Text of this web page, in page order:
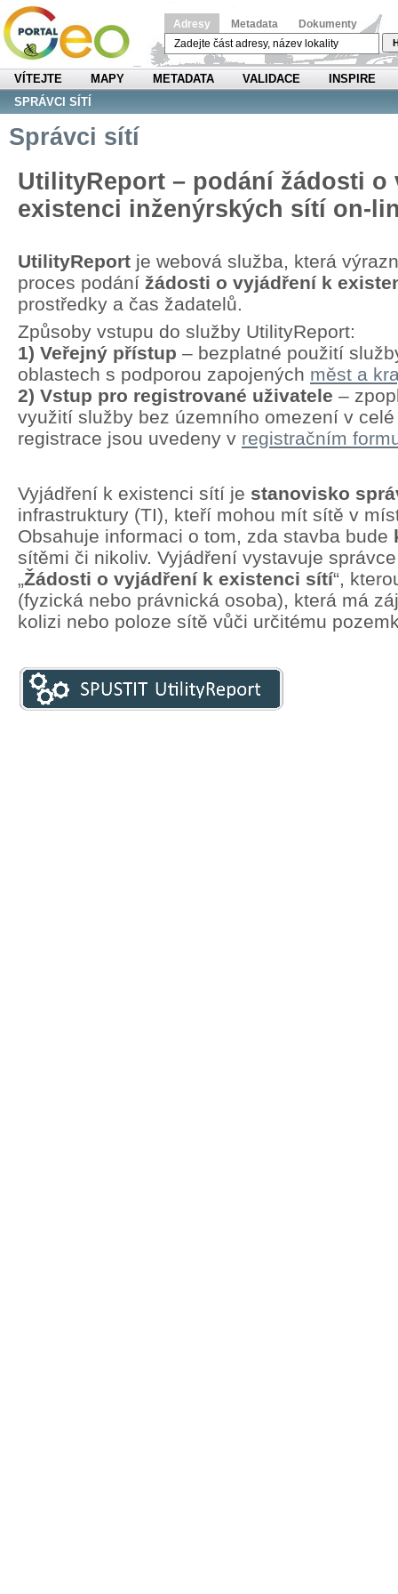
Adresy Metadata Dokumenty
VÍTEJTE MAPY METADATA VALIDACE
INSPIRE
SPRÁVCI SÍTÍ
Správci sítí
UtilityReport – podání žádosti o
existenci inženýrských sítí on-
UtilityReport je webová služba, která
proces podání žádosti o vyjádření k
prostředky a čas žadatelů.
Způsoby vstupu do služby UtilityReport:
1) Veřejný přístup – bezplatné použití
oblastech s podporou zapojených měst a
2) Vstup pro registrované uživatele –
využití služby bez územního omezení v
registrace jsou uvedeny v registračním
Vyjádření k existenci sítí je stanovisko
infrastruktury (TI), kteří mohou mít sítě v
Obsahuje informaci o tom, zda stavba bude
sítěmi či nikoliv. Vyjádření vystavuje
„Žádosti o vyjádření k existenci sítí“,
(fyzická nebo právnická osoba), která má
kolizi nebo poloze sítě vůči určitému